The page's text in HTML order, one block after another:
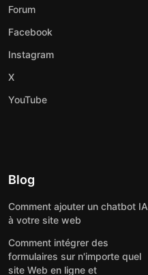
Forum
Facebook
Instagram
X
YouTube
Blog
Comment ajouter un chatbot IA
à votre site web
Comment intégrer des
formulaires sur n'importe quel
site Web en ligne et